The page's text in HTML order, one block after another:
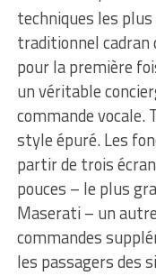
techniques les
traditionnel cadran
pour la première
un véritable
commande vocale.
style épuré. Les
partir de trois
pouces – le plus
Maserati – un
commandes
les passagers des